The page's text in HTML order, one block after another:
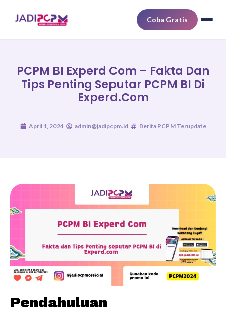
Coba Gratis
PCPM BI Experd Com – Fakta Dan
Tips Penting Seputar PCPM BI Di
Experd.com
April 1, 2024 admin@jadipcpm.id Berita PCPM Terupdate
Pendahuluan